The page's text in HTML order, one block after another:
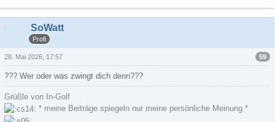
SoWatt
Profi
59
28. Mai 2026, 17:57
??? Wer oder was zwingt dich denn???
Grüßle von In-Golf
* meine Beiträge spiegeln nur meine persönliche Meinung *